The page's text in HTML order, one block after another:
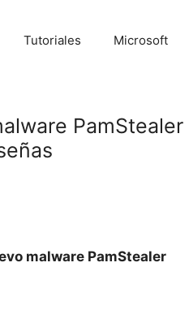
Tutoriales Microsoft
PamStealer
malware PamStealer